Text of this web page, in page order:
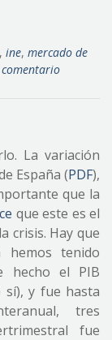
, ine, mercado de
La variación
España (PDF),
que la
que este es el
crisis. Hay que
hemos tenido
hecho el PIB
sí), y fue hasta
tres
fue